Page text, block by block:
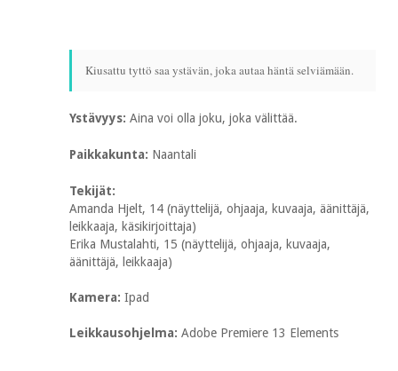
Kiusattu tyttö saa ystävän, joka autaa häntä selviämään.
Ystävyys: Aina voi olla joku, joka välittää.
Paikkakunta: Naantali
Tekijät:
Amanda Hjelt, 14 (näyttelijä, ohjaaja, kuvaaja, äänittäjä,
leikkaaja, käsikirjoittaja)
Erika Mustalahti, 15 (näyttelijä, ohjaaja, kuvaaja,
äänittäjä, leikkaaja)
Kamera: Ipad
Leikkausohjelma: Adobe Premiere 13 Elements